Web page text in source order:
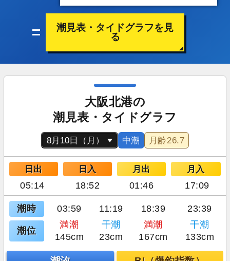
潮見表・タイドグラフを見
る
大阪北港の
潮見表・タイドグラフ
中潮 月齢26.7
日出 日入 月出 月入
05:14 18:52 01:46 17:09
潮時 03:59 11:19 18:39 23:39
潮位
満潮 干潮 満潮
干潮
145cm
23cm 167cm 133cm